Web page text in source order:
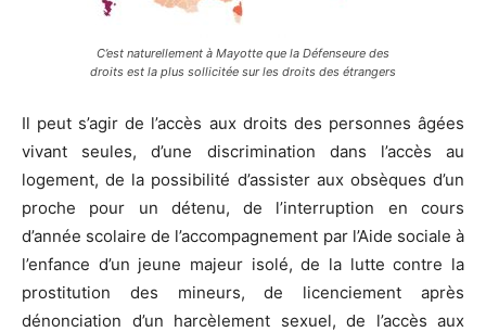
C’est naturellement à Mayotte que la Défenseure des
droits est la plus sollicitée sur les droits des étrangers
Il peut s’agir de l’accès aux droits des personnes âgées
vivant seules, d’une discrimination dans l’accès au
logement, de la possibilité d’assister aux obsèques d’un
proche pour un détenu, de l’interruption en cours
d’année scolaire de l’accompagnement par l’Aide sociale à
l’enfance d’un jeune majeur isolé, de la lutte contre la
prostitution des mineurs, de licenciement après
dénonciation d’un harcèlement sexuel, de l’accès aux